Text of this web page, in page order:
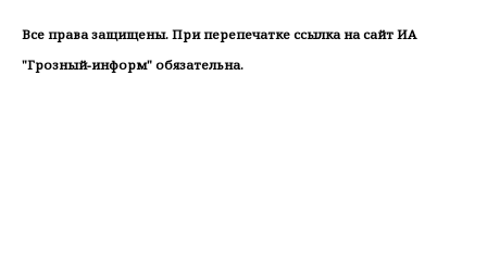
Все права защищены. При перепечатке ссылка на сайт ИА
"Грозный-информ" обязательна.